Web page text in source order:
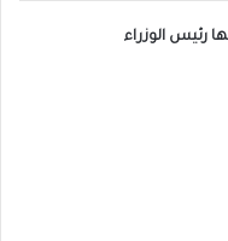
رئيس الوزراء